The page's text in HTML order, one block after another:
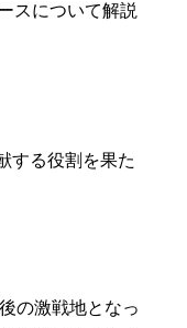
スについて解説
する役割を果た
の激戦地となっ